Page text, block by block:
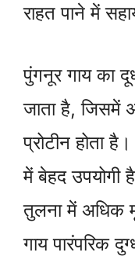
राहत पाने में
पुंगनूर गाय का
जाता है, जिसमें
प्रोटीन होता
में बेहद
तुलना में अधिक
गाय पारंपरिक